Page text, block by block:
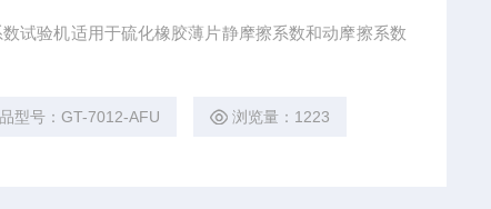
试验机适用于硫化橡胶薄片静摩擦系数和动摩擦系数
型号：GT-7012-AFU 浏览量：1223